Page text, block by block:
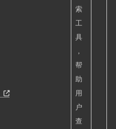
索
工
具
，
帮
助
用
户
查